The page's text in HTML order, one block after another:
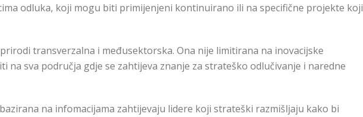
odluka, koji mogu biti primijenjeni kontinuirano ili na specifične projekte koji
transverzalna i međusektorska. Ona nije limitirana na inovacijske
na sva područja gdje se zahtijeva znanje za strateško odlučivanje i naredne
na infomacijama zahtijevaju lidere koji strateški razmišljaju kako bi